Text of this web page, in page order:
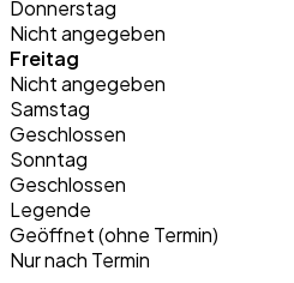
Donnerstag
Nicht angegeben
Freitag
Nicht angegeben
Samstag
Geschlossen
Sonntag
Geschlossen
Legende
Geöffnet (ohne Termin)
Nur nach Termin